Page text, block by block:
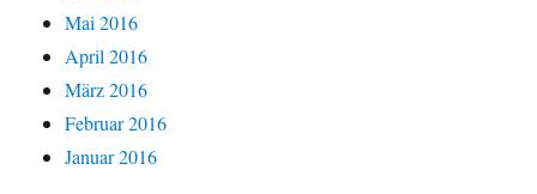
Mai 2016
April 2016
März 2016
Februar 2016
Januar 2016